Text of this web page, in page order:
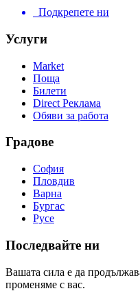
Подкрепете ни
Услуги
Market
Поща
Билети
Direct Реклама
Обяви за работа
Градове
София
Пловдив
Варна
Бургас
Русе
Последвайте ни
Вашата сила е да
променяме с вас.